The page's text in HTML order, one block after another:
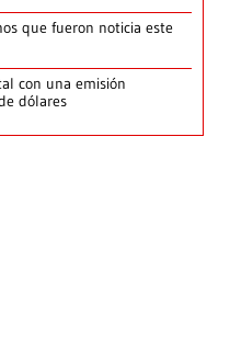
que fueron noticia este
con una emisión
dólares